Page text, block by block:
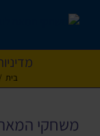
לתוכן
בית /
משחקי